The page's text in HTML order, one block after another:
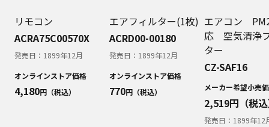
いる説明書の記載内容と、お客様がお持ちの商品
の仕様がその後のマイナーチェンジにより、異な
る場合があります。本ウェブサイトに公開されて
いる取扱説明書の内容とお手持ちの商品の仕様に
相違がある場合は、ご購入店、お近くの当社商品
の取扱店、または当社サービス会社に直接お問い
合わせください。また、商品に同梱される取扱説
明書が改訂されている場合、当社の選択により、
予告なく、発売当初のものに代えて、改訂版を本
リモコン
ACRA75C00570X
発売日： 1899年12月
オンラインストア価格
4,180円（税込）
エアフィルター(1枚)
ACRD00-00180
発売日： 1899年12月
オンラインストア価格
770円（税込）
エアコン
応 空気清浄
ター
CZ-SAF16
メーカー希望小売
2,519円（税
発売日： 1899年12